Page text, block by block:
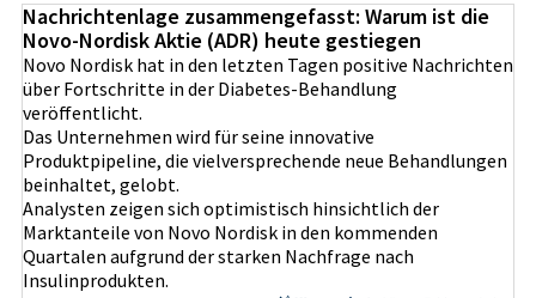
Nachrichtenlage zusammengefasst: Warum ist die
Novo-Nordisk Aktie (ADR) heute gestiegen
Novo Nordisk hat in den letzten Tagen positive Nachrichten
über Fortschritte in der Diabetes-Behandlung
veröffentlicht.
Das Unternehmen wird für seine innovative
Produktpipeline, die vielversprechende neue Behandlungen
beinhaltet, gelobt.
Analysten zeigen sich optimistisch hinsichtlich der
Marktanteile von Novo Nordisk in den kommenden
Quartalen aufgrund der starken Nachfrage nach
Insulinprodukten.